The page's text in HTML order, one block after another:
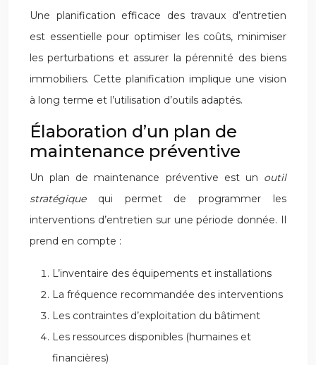
Une planification efficace des travaux d’entretien
est essentielle pour optimiser les coûts, minimiser
les perturbations et assurer la pérennité des biens
immobiliers. Cette planification implique une vision
à long terme et l’utilisation d’outils adaptés.
Élaboration d’un plan de
maintenance préventive
Un plan de maintenance préventive est un outil
stratégique qui permet de programmer les
interventions d’entretien sur une période donnée. Il
prend en compte :
L’inventaire des équipements et installations
La fréquence recommandée des interventions
Les contraintes d’exploitation du bâtiment
Les ressources disponibles (humaines et
financières)